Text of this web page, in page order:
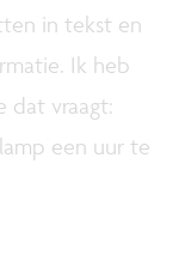
in tekst en
Ik heb
dat vraagt:
een uur te